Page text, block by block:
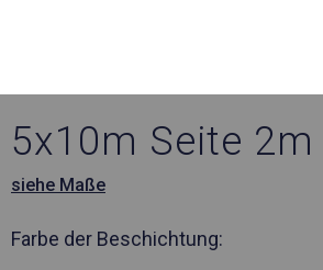
5x10m Seite 2m
siehe Maße
Farbe der Beschichtung: